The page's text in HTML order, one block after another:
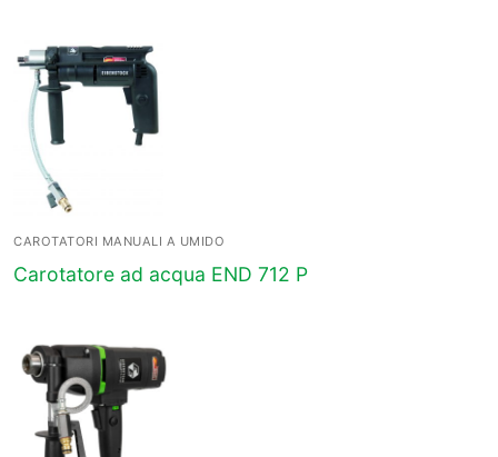
CAROTATORI MANUALI A UMIDO
Carotatore ad acqua END 712 P